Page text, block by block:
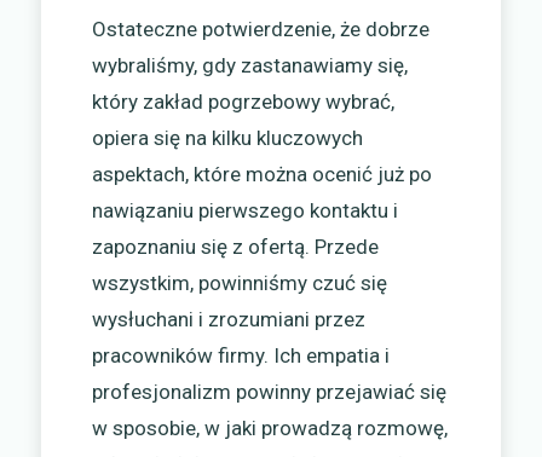
Ostateczne potwierdzenie, że dobrze
wybraliśmy, gdy zastanawiamy się,
który zakład pogrzebowy wybrać,
opiera się na kilku kluczowych
aspektach, które można ocenić już po
nawiązaniu pierwszego kontaktu i
zapoznaniu się z ofertą. Przede
wszystkim, powinniśmy czuć się
wysłuchani i zrozumiani przez
pracowników firmy. Ich empatia i
profesjonalizm powinny przejawiać się
w sposobie, w jaki prowadzą rozmowę,